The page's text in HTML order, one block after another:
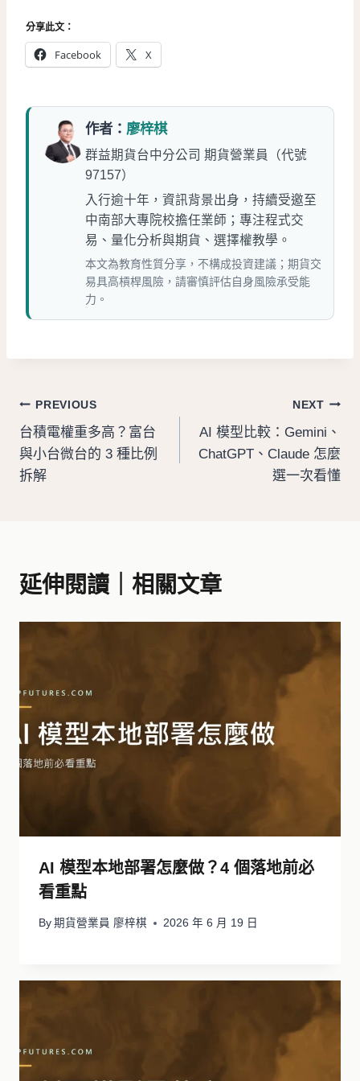
分享此文：
Facebook X
作者： 廖梓棋
群益期貨台中分公司 期貨營業員（代號
97157）
入行逾十年，資訊背景出身，持續受邀至
中南部大專院校擔任業師；專注程式交
易、量化分析與期貨、選擇權教學。
本文為教育性質分享，不構成投資建議；期貨交
易具高槓桿風險，請審慎評估自身風險承受能
力。
文
章
導
PREVIOUS
台積電權重多高？富台
與小台微台的 3 種比例
拆解
NEXT
AI 模型比較：Gemini、
ChatGPT、Claude 怎麼
選一次看懂
延伸閱讀｜相關文章
AI 模型本地部署怎麼做？4 個落地前必
看重點
By 期貨營業員 廖梓棋 2026 年 6 月 19 日